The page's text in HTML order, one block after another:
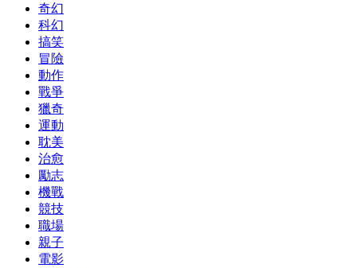
奇幻
科幻
搞笑
冒險
動作
戰爭
獵奇
運動
耽美
治愈
勵志
機戰
競技
職場
親子
電影